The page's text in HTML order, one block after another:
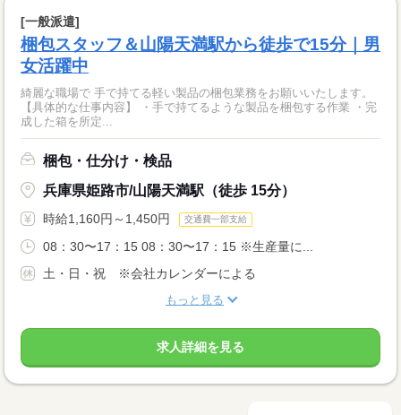
[一般派遣]
梱包スタッフ＆山陽天満駅から徒歩で15分｜男
女活躍中
綺麗な職場で 手で持てる軽い製品の梱包業務をお願いいたします。
【具体的な仕事内容】 ・手で持てるような製品を梱包する作業 ・完
成した箱を所定...
梱包・仕分け・検品
兵庫県姫路市/山陽天満駅（徒歩 15分）
時給1,160円～1,450円 交通費一部支給
08：30〜17：15 08：30〜17：15 ※生産量に...
土・日・祝 ※会社カレンダーによる
もっと見る
求人詳細を見る